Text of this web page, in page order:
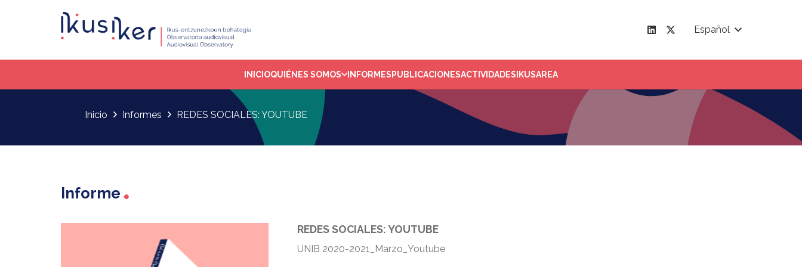
Español
INICIOQUIÉNES SOMOS INFORMES PUBLICACIONESACTIVIDADES IKUSAREA
Inicio Informes REDES SOCIALES: YOUTUBE
Informe
REDES SOCIALES: YOUTUBE
UNIB 2020-2021_Marzo_Youtube